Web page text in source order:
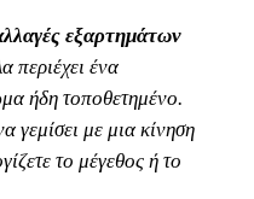
εξαρτημάτων
περιέχει ένα
ήδη τοποθετημένο.
γεμίσει με μια κίνηση
το μέγεθος ή το